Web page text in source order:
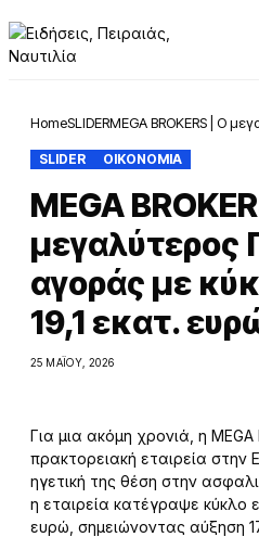
HomeSLIDERMEGA BROKERS | Ο
SLIDER ΟΙΚΟΝΟΜΙΑ
MEGA
μεγαλύτερος
αγοράς με
19,1 εκατ.
25 ΜΑΪ́ΟΥ, 2026
Για μια ακόμη χρονιά, η
πρακτορειακή εταιρεία
ηγετική της θέση στην
η εταιρεία κατέγραψε κύκλο
ευρώ, σημειώνοντας αύξηση